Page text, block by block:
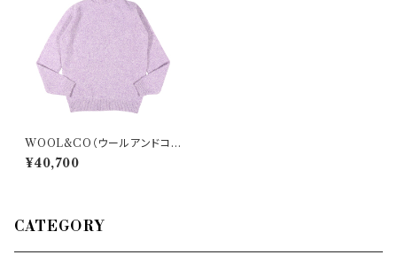
WOOL&CO（ウールアンドコ
ー） タートルネックセーター 20
24/02 WO 4061 33379
¥40,700
CATEGORY